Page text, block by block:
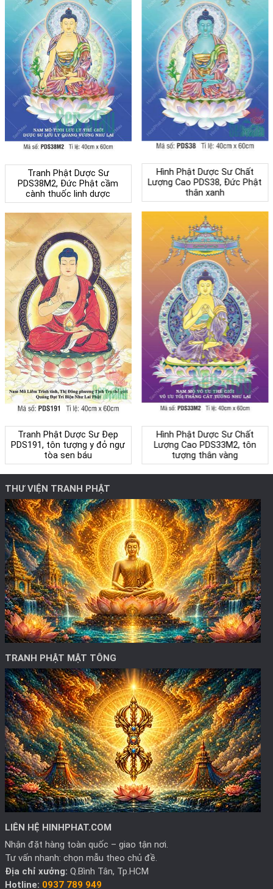
Tranh Phật Dược Sư
PDS38M2, Đức Phật cầm
cành thuốc linh dược
Hình Phật Dược Sư Chất
Lượng Cao PDS38, Đức Phật
thân xanh
Hình Phật Dược Sư Chất
Lượng Cao PDS33M2, tôn
tượng thân vàng
Tranh Phật Dược Sư Đẹp
PDS191, tôn tượng y đỏ ngự
tòa sen báu
THƯ VIỆN TRANH PHẬT
TRANH PHẬT MẬT TÔNG
LIÊN HỆ HINHPHAT.COM
Nhận đặt hàng toàn quốc – giao tận nơi.
Tư vấn nhanh: chọn mẫu theo chủ đề.
Địa chỉ xưởng: Q.Bình Tân, Tp.HCM
Hotline: 0937 789 949